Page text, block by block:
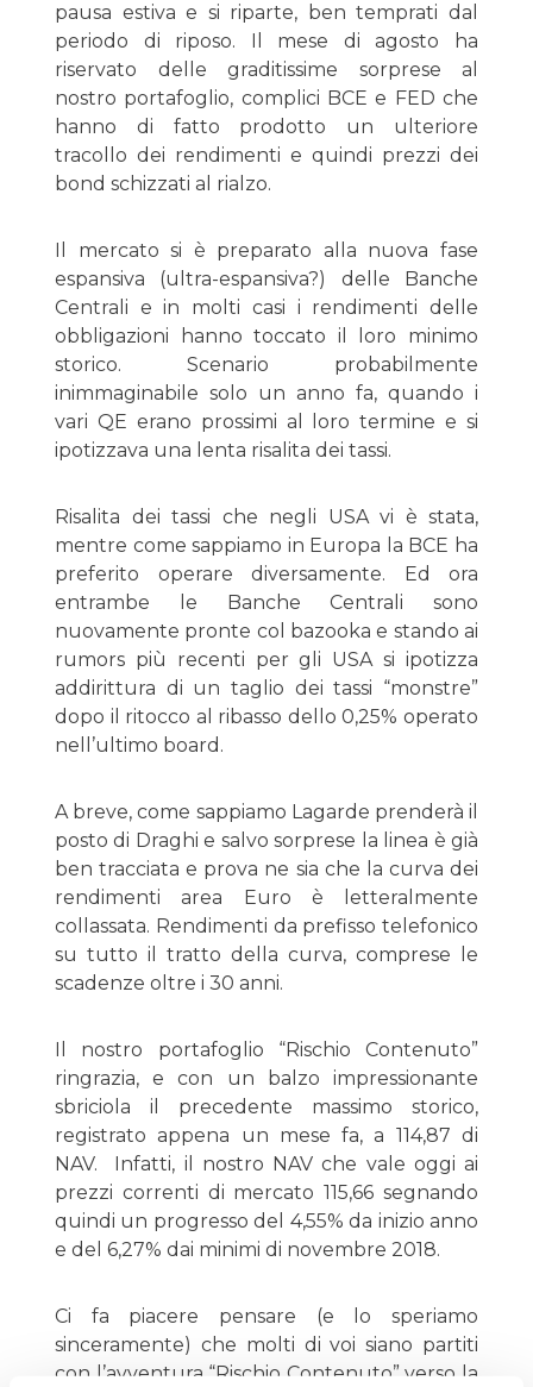
pausa estiva e si riparte, ben temprati dal
periodo di riposo. Il mese di agosto ha
riservato delle graditissime sorprese al
nostro portafoglio, complici BCE e FED che
hanno di fatto prodotto un ulteriore
tracollo dei rendimenti e quindi prezzi dei
bond schizzati al rialzo.
Il mercato si è preparato alla nuova fase
espansiva (ultra-espansiva?) delle Banche
Centrali e in molti casi i rendimenti delle
obbligazioni hanno toccato il loro minimo
storico. Scenario probabilmente
inimmaginabile solo un anno fa, quando i
vari QE erano prossimi al loro termine e si
ipotizzava una lenta risalita dei tassi.
Risalita dei tassi che negli USA vi è stata,
mentre come sappiamo in Europa la BCE ha
preferito operare diversamente. Ed ora
entrambe le Banche Centrali sono
nuovamente pronte col bazooka e stando ai
rumors più recenti per gli USA si ipotizza
addirittura di un taglio dei tassi “monstre”
dopo il ritocco al ribasso dello 0,25% operato
nell’ultimo board.
A breve, come sappiamo Lagarde prenderà il
posto di Draghi e salvo sorprese la linea è già
ben tracciata e prova ne sia che la curva dei
rendimenti area Euro è letteralmente
collassata. Rendimenti da prefisso telefonico
su tutto il tratto della curva, comprese le
scadenze oltre i 30 anni.
Il nostro portafoglio “Rischio Contenuto”
ringrazia, e con un balzo impressionante
sbriciola il precedente massimo storico,
registrato appena un mese fa, a 114,87 di
NAV. Infatti, il nostro NAV che vale oggi ai
prezzi correnti di mercato 115,66 segnando
quindi un progresso del 4,55% da inizio anno
e del 6,27% dai minimi di novembre 2018.
Ci fa piacere pensare (e lo speriamo
sinceramente) che molti di voi siano partiti
con l’avventura “Rischio Contenuto” verso la